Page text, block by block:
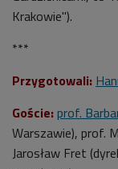
Krakowie").
***
Przygotowali:
Goście: prof.
Warszawie), prof.
Jarosław Fret